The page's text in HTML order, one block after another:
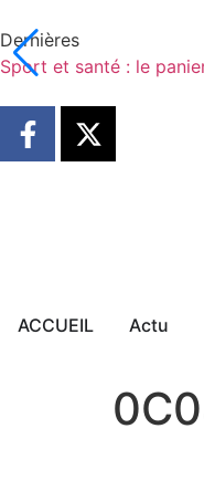
Dernières
Sport et santé : le
ACCUEIL Actu